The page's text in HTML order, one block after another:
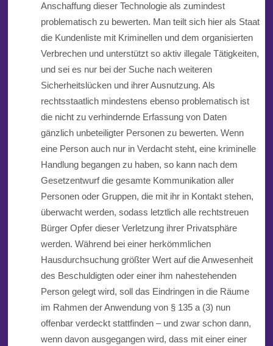
Anschaffung dieser Technologie als zumindest
problematisch zu bewerten. Man teilt sich hier als Staat
die Kundenliste mit Kriminellen und dem organisierten
Verbrechen und unterstützt so aktiv illegale Tätigkeiten,
und sei es nur bei der Suche nach weiteren
Sicherheitslücken und ihrer Ausnutzung. Als
rechtsstaatlich mindestens ebenso problematisch ist
die nicht zu verhindernde Erfassung von Daten
gänzlich unbeteiligter Personen zu bewerten. Wenn
eine Person auch nur in Verdacht steht, eine kriminelle
Handlung begangen zu haben, so kann nach dem
Gesetzentwurf die gesamte Kommunikation aller
Personen oder Gruppen, die mit ihr in Kontakt stehen,
überwacht werden, sodass letztlich alle rechtstreuen
Bürger Opfer dieser Verletzung ihrer Privatsphäre
werden. Während bei einer herkömmlichen
Hausdurchsuchung größter Wert auf die Anwesenheit
des Beschuldigten oder einer ihm nahestehenden
Person gelegt wird, soll das Eindringen in die Räume
im Rahmen der Anwendung von § 135 a (3) nun
offenbar verdeckt stattfinden – und zwar schon dann,
wenn davon ausgegangen wird, dass mit einer einer